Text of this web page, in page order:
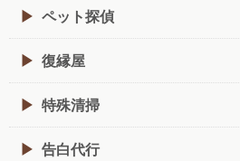
ペット探偵
復縁屋
特殊清掃
告白代行